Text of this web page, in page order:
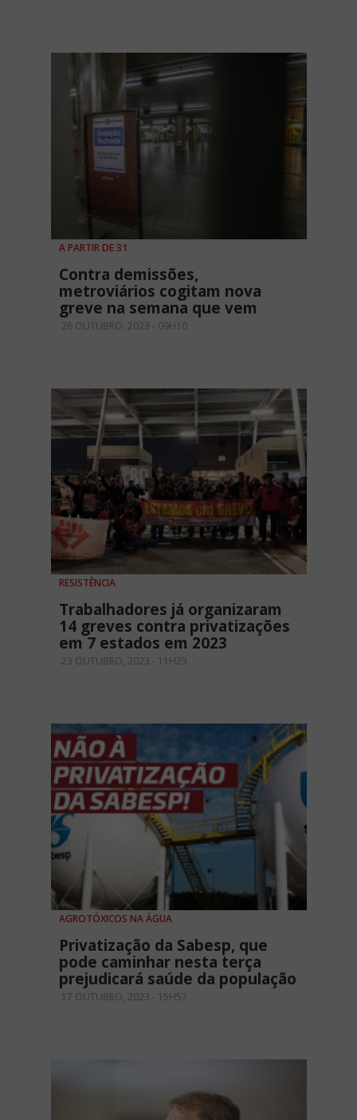
A PARTIR DE 31
Contra demissões,
metroviários cogitam nova
greve na semana que vem
26 OUTUBRO, 2023 - 09H10
RESISTÊNCIA
Trabalhadores já organizaram
14 greves contra privatizações
em 7 estados em 2023
23 OUTUBRO, 2023 - 11H23
AGROTÓXICOS NA ÁGUA
Privatização da Sabesp, que
pode caminhar nesta terça
prejudicará saúde da população
17 OUTUBRO, 2023 - 15H57